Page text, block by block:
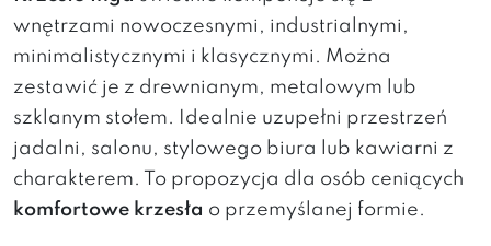
wnętrzami nowoczesnymi, industrialnymi,
minimalistycznymi i klasycznymi. Można
zestawić je z drewnianym, metalowym lub
szklanym stołem. Idealnie uzupełni przestrzeń
jadalni, salonu, stylowego biura lub kawiarni z
charakterem. To propozycja dla osób ceniących
komfortowe krzesła o przemyślanej formie.